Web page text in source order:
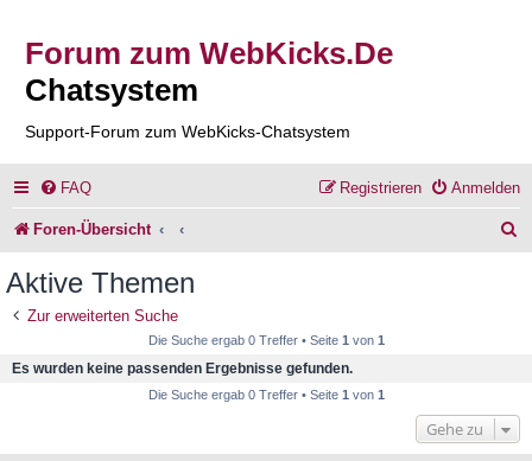
Forum zum WebKicks.De
Chatsystem
Support-Forum zum WebKicks-Chatsystem
FAQ Anmelden
Registrieren
Foren-Übersicht
Aktive Themen
Zur erweiterten Suche
Die Suche ergab 0 Treffer • Seite 1 von 1
Es wurden keine passenden Ergebnisse gefunden.
Die Suche ergab 0 Treffer • Seite 1 von 1
Gehe zu